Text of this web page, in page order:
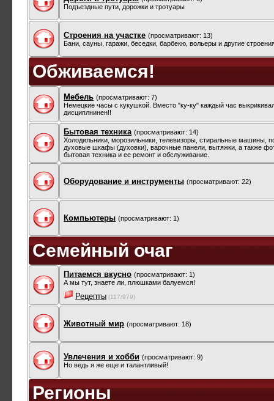
Подъездные пути, дорожки и тротуары
Строения на участке (просматривают: 13)
Бани, сауны, гаражи, беседки, барбекю, вольеры и другие
Обживаемся!
Мебель (просматривают: 7)
Немецкие часы с кукушкой. Вместо "ку-ку" каждый час
дисциплнинен!!
Бытовая техника (просматривают: 14)
Холодильники, морозильники, телевизоры, стиральные машины,
духовые шкафы (духовки), варочные панели, вытяжки, а также
бытовая техника и ее ремонт и обслуживание.
Оборудование и инструменты (просматривают: 22)
Компьютеры (просматривают: 1)
Семейный очаг
Питаемся вкусно (просматривают: 1)
А мы тут, знаете ли, плюшками балуемся!
Рецепты (117/979)
Животный мир (просматривают: 18)
Увлечения и хобби (просматривают: 9)
Но ведь я же еще и талантливый!
Регионы